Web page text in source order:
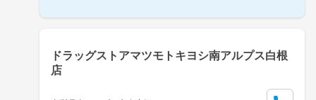
ドラッグストアマツモトキヨシ南アルプス白根
店